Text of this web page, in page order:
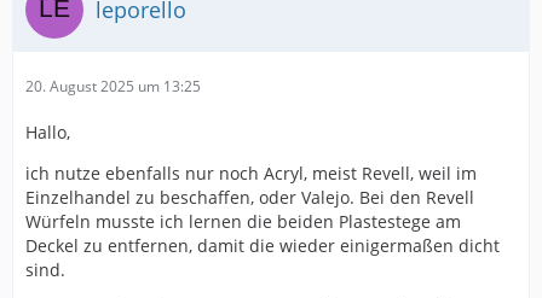
leporello
20. August 2025 um 13:25
Hallo,
ich nutze ebenfalls nur noch Acryl, meist Revell, weil im
Einzelhandel zu beschaffen, oder Valejo. Bei den Revell
Würfeln musste ich lernen die beiden Plastestege am
Deckel zu entfernen, damit die wieder einigermaßen dicht
sind.